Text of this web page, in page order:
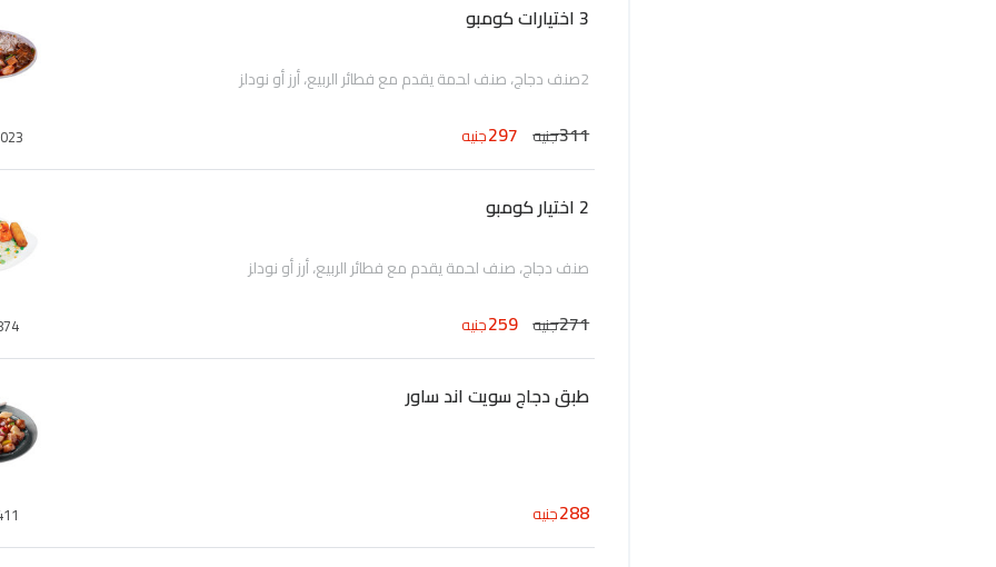
3 اختيارات كومبو
2صنف دجاج، صنف لحمة يقدم مع فطائر الربيع، أرز أو نودلز
311جنيه 297جنيه
2 اختيار كومبو
صنف دجاج، صنف لحمة يقدم مع فطائر الربيع، أرز أو نودلز
271جنيه 259جنيه
طبق دجاج سويت اند ساور
288جنيه